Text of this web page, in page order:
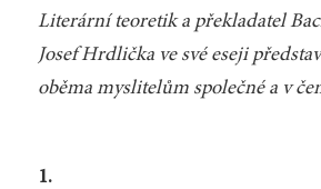
Literární teoretik a překladatel
Josef Hrdlička ve své eseji
oběma myslitelům společné a v
1.